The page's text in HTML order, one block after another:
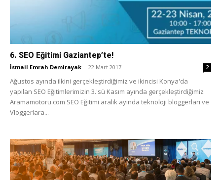
6. SEO Eğitimi Gaziantep’te!
İsmail Emrah Demirayak - 22 Mart 2017 2
Ağustos ayında ilkini gerçekleştirdiğimiz ve ikincisi Konya'da
yapılan SEO Eğitimlerimizin 3.'sü Kasım ayında gerçekleştirdiğimiz
Aramamotoru.com SEO Eğitimi aralık ayında teknoloji bloggerları ve
Vloggerlara...